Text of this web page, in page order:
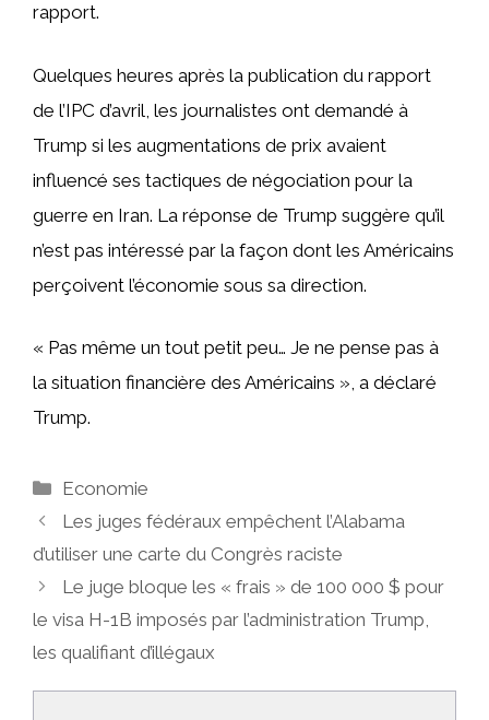
rapport.
Quelques heures après la publication du rapport
de l’IPC d’avril, les journalistes ont demandé à
Trump si les augmentations de prix avaient
influencé ses tactiques de négociation pour la
guerre en Iran. La réponse de Trump suggère qu’il
n’est pas intéressé par la façon dont les Américains
perçoivent l’économie sous sa direction.
« Pas même un tout petit peu… Je ne pense pas à
la situation financière des Américains », a déclaré
Trump.
Catégories
Economie
Les juges fédéraux empêchent l’Alabama
d’utiliser une carte du Congrès raciste
Le juge bloque les « frais » de 100 000 $ pour
le visa H-1B imposés par l’administration Trump,
les qualifiant d’illégaux